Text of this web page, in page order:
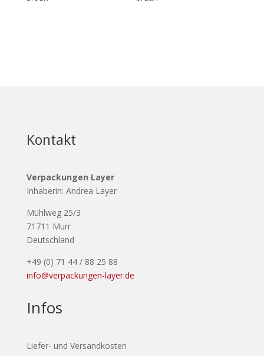
Kontakt
Verpackungen Layer
Inhaberin: Andrea Layer
Mühlweg 25/3
71711 Murr
Deutschland
+49 (0) 71 44 / 88 25 88
info@verpackungen-layer.de
Infos
Liefer- und Versandkosten